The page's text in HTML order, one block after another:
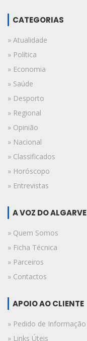
CATEGORIAS
» Atualidade
» Política
» Economia
» Saúde
» Desporto
» Regional
» Opinião
» Nacional
» Classificados
» Horóscopo
» Entrevistas
A VOZ DO ALGARVE
» Quem Somos
» Ficha Técnica
» Parceiros
» Contactos
APOIO AO CLIENTE
» Pedido de Informação
» Links Úteis